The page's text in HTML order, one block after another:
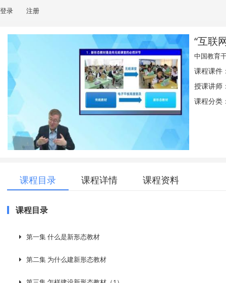
登录 注册
“互联
中国教育
课程课件
授课讲师
课程分类
课程目录 课程详情 课程资料
课程目录
第一集 什么是新形态教材
第二集 为什么建新形态教材